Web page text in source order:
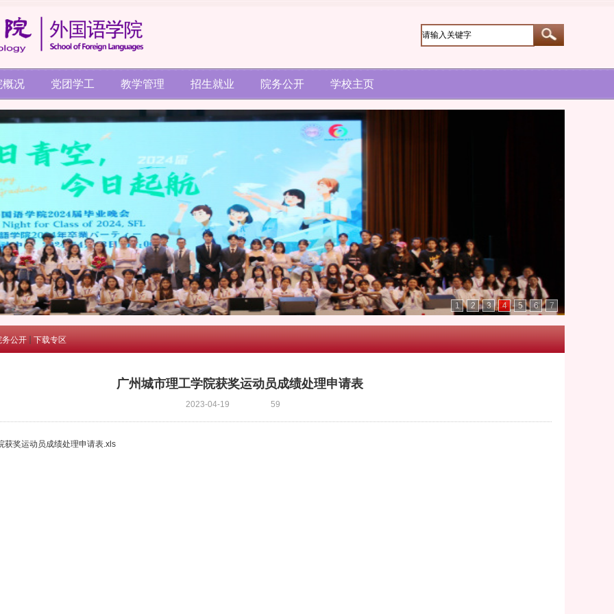
概况 党团学工 教学管理 招生就业 院务公开 学校主页
1 2 3 4 5 6 7
务公开 下载专区
广州城市理工学院获奖运动员成绩处理申请表
2023-04-19 59
获奖运动员成绩处理申请表.xls